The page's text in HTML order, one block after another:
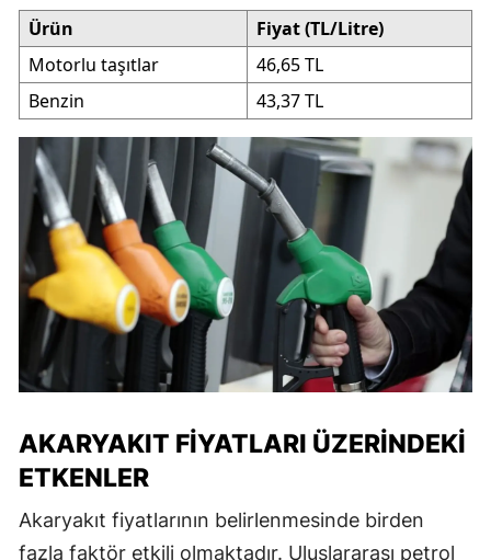
Ürün
Fiyat (TL/Litre)
Motorlu taşıtlar
46,65 TL
Benzin
43,37 TL
AKARYAKIT FIYATLARI ÜZERINDEKI
ETKENLER
Akaryakıt fiyatlarının belirlenmesinde birden
fazla faktör etkili olmaktadır. Uluslararası petrol